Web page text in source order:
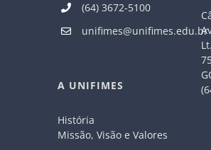
(64) 3672-5100
unifimes@unifimes.edu.br
A UNIFIMES
História
Missão, Visão e Valores